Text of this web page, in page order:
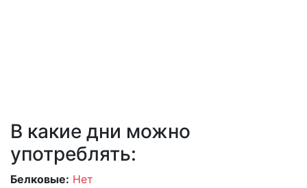
В какие дни можно
употреблять:
Белковые: Нет